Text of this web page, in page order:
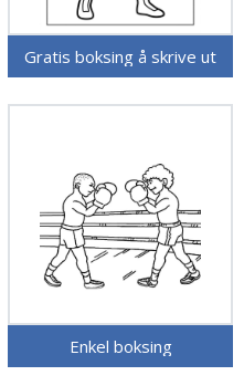
Gratis boksing å skrive ut
Enkel boksing